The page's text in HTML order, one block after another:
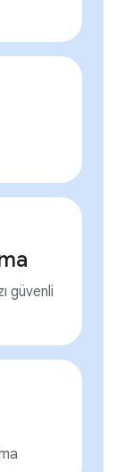
güvenli